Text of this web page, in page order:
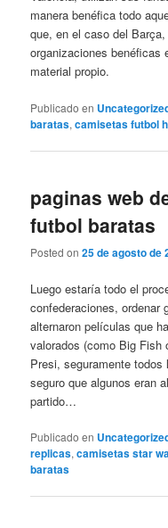
manera benéfica todo
que, en el caso del
organizaciones benéficas
material propio.
Publicado en
baratas,camisetas futbol
paginas web
futbol baratas
Posted on25 de agosto de
Luego estaría todo el
confederaciones,
alternaron películas que
valorados (como Big Fish
Presi, seguramente
seguro que algunos eran
partido…
Publicado en
replicas,camisetas star
baratas